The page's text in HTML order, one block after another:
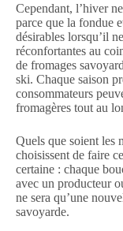
Cependant, l’hiver
parce que la fondue
désirables lorsqu’il
réconfortantes au
de fromages
ski. Chaque saison
consommateurs
fromagères tout au
Quels que soient les
choisissent de faire
certaine : chaque
avec un producteur
ne sera qu’une
savoyarde.